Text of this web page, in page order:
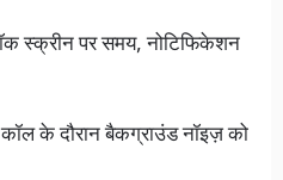
स्क्रीन पर समय, नोटिफिकेशन
कॉल के दौरान बैकग्राउंड नॉइज़ को